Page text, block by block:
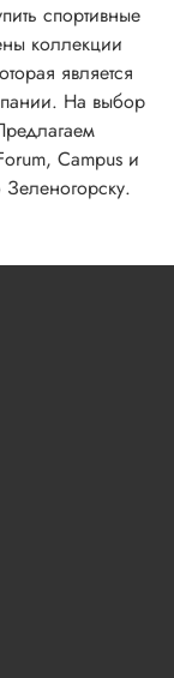
спортивные
коллекции
является
На выбор
Campus и